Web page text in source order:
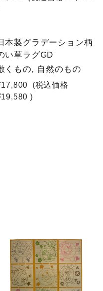
本製グラデーション柄
い草ラグGD
くもの, 自然のもの
(税込価格
)